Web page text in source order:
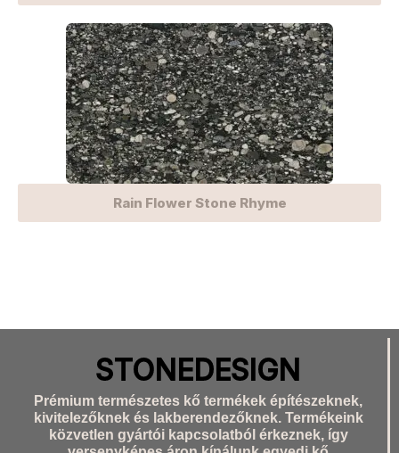
Rain Flower Stone Rhyme
STONEDESIGN
Prémium természetes kő termékek építészeknek,
kivitelezőknek és lakberendezőknek. Termékeink
közvetlen gyártói kapcsolatból érkeznek, így